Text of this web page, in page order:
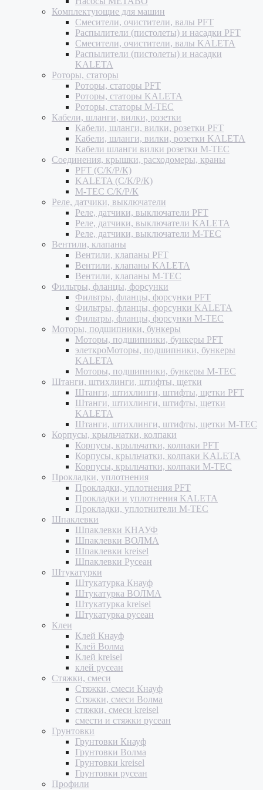
Комплектующие для машин
Смесители, очистители, валы PFT
Распылители (пистолеты) и насадки PFT
Смесители, очистители, валы KALETA
Распылители (пистолеты) и насадки
KALETA
Роторы, статоры
Роторы, статоры PFT
Роторы, статоры KALETA
Роторы, статоры M-TEC
Кабели, шланги, вилки, розетки
Кабели, шланги, вилки, розетки PFT
Кабели, шланги, вилки, розетки KALETA
Кабели шланги вилки розетки M-TEC
Соединения, крышки, расходомеры, краны
PFT (С/К/Р/К)
KALETA (С/К/Р/К)
M-TEC С/К/Р/К
Реле, датчики, выключатели
Реле, датчики, выключатели PFT
Реле, датчики, выключатели KALETA
Реле, датчики, выключатели M-TEC
Вентили, клапаны
Вентили, клапаны PFT
Вентили, клапаны KALETA
Вентили, клапаны M-TEC
Фильтры, фланцы, форсунки
Фильтры, фланцы, форсунки PFT
Фильтры, фланцы, форсунки KALETA
Фильтры, фланцы, форсунки M-TEC
Моторы, подшипники, бункеры
Моторы, подшипники, бункеры PFT
элеткроМоторы, подшипники, бункеры
KALETA
Моторы, подшипники, бункеры M-TEC
Штанги, штихлинги, штифты, щетки
Штанги, штихлинги, штифты, щетки PFT
Штанги, штихлинги, штифты, щетки
KALETA
Штанги, штихлинги, штифты, щетки M-TEC
Корпусы, крыльчатки, колпаки
Корпусы, крыльчатки, колпаки PFT
Корпусы, крыльчатки, колпаки KALETA
Корпусы, крыльчатки, колпаки M-TEC
Прокладки, уплотнения
Прокладки, уплотнения PFT
Прокладки и уплотнения KALETA
Прокладки, уплотнители M-TEC
Шпаклевки
Шпаклевки КНАУФ
Шпаклевки ВОЛМА
Шпаклевки kreisel
Шпаклевки Русеан
Штукатурки
Штукатурка Кнауф
Штукатурка ВОЛМА
Штукатурка kreisel
Штукатурка русеан
Клеи
Клей Кнауф
Клей Волма
Клей kreisel
клей русеан
Стяжки, смеси
Стяжки, смеси Кнауф
Стяжки, смеси Волма
стяжки, смеси kreisel
смести и стяжки русеан
Грунтовки
Грунтовки Кнауф
Грунтовки Волма
Грунтовки kreisel
Грунтовки русеан
Профили